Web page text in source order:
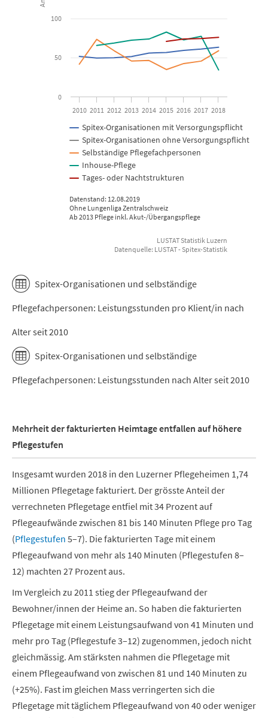
The chart has 1 Y axis displaying Anzahl Pflegestunden. Data
Datenstand: 12.08.2019
Ohne Lungenliga Zentralschweiz
Ab 2013 Pflege inkl. Akut-/Übergangspflege
Spitex-Organisationen mit Versorgungspflicht
Spitex-Organisationen ohne Versorgungspflicht
Selbständige Pflegefachpersonen
Inhouse-Pflege
Tages- oder Nachtstrukturen
2010 2011 2012 2013 2014 2015 2016 2017 2018
0
50
100
LUSTAT Statistik Luzern
Datenquelle: LUSTAT - Spitex-Statistik
Spitex-Organisationen und selbständige
Pflegefachpersonen: Leistungsstunden pro Klient/in nach
Alter seit 2010
Spitex-Organisationen und selbständige
Pflegefachpersonen: Leistungsstunden nach Alter seit 2010
Mehrheit der fakturierten Heimtage entfallen auf höhere
Pflegestufen
Insgesamt wurden 2018 in den Luzerner Pflegeheimen 1,74
Millionen Pflegetage fakturiert. Der grösste Anteil der
verrechneten Pflegetage entfiel mit 34 Prozent auf
Pflegeaufwände zwischen 81 bis 140 Minuten Pflege pro Tag
(Pflegestufen 5–7). Die fakturierten Tage mit einem
Pflegeaufwand von mehr als 140 Minuten (Pflegestufen 8–
12) machten 27 Prozent aus.
Im Vergleich zu 2011 stieg der Pflegeaufwand der
Bewohner/innen der Heime an. So haben die fakturierten
Pflegetage mit einem Leistungsaufwand von 41 Minuten und
mehr pro Tag (Pflegestufe 3–12) zugenommen, jedoch nicht
gleichmässig. Am stärksten nahmen die Pflegetage mit
einem Pflegeaufwand von zwischen 81 und 140 Minuten zu
(+25%). Fast im gleichen Mass verringerten sich die
Pflegetage mit täglichem Pflegeaufwand von 40 oder weniger